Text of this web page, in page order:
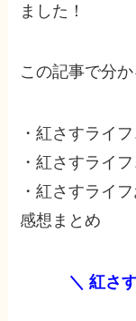
ました！
この記事で分
・紅さすライ
・紅さすライ
・紅さすライ
感想まとめ
＼ 紅さ